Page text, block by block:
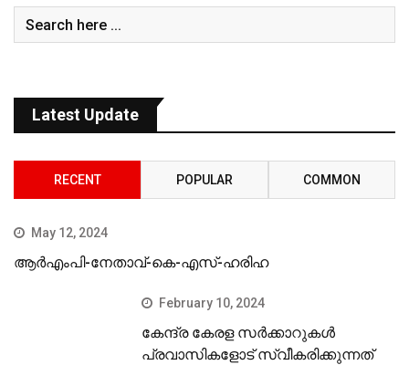
Latest Update
RECENT POPULAR COMMON
May 12, 2024
ആർഎംപി-നേതാവ്-കെ-എസ്-ഹരിഹ
February 10, 2024
കേന്ദ്ര കേരള സര്‍ക്കാറുകള്‍
പ്രവാസികളോട് സ്വീകരിക്കുന്നത്